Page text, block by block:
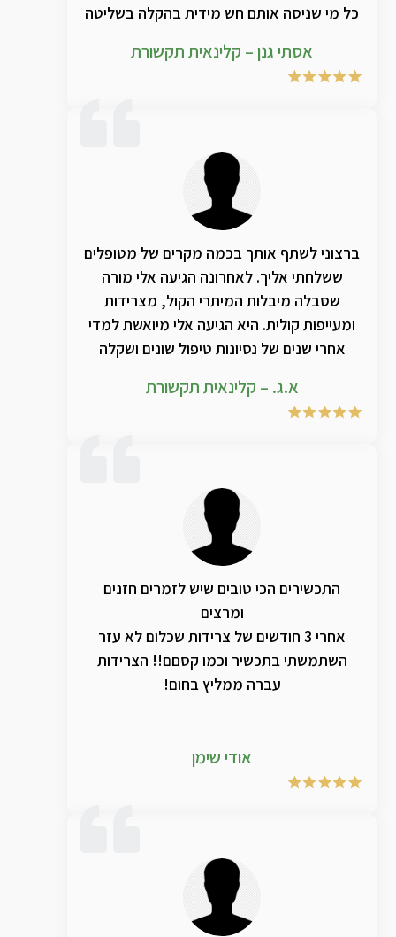
כל מי שניסה אותם חש מידית בהקלה בשליטה
בהחלט לאיכות חדשה ומשמעותית לטיפול
אסתי גנן – קלינאית תקשורת
ברצוני לשתף אותך בכמה מקרים של מטופלים
ששלחתי אליך. לאחרונה הגיעה אלי מורה
שסבלה מיבלות המיתרי הקול, מצרידות
ומעייפות קולית. היא הגיעה אלי מיואשת למדי
אחרי שנים של נסיונות טיפול שונים ושקלה
לאיבוד קול וגם במצבים ה"טובים" שלה קולה
היה סדוק ומחוספס. לאחר סדרת מפגשים בהם
וטיפלה במוצרי טי אמ אר ג'י… ולאחר תקופה
קצרה חל שיפור ניכר בקול שלה. משסיימה מיד
רכשה שוב את התכשיר כדי לתחזק את השיפור.
כיום היא חזרה לתיפקוד סדיר ומצליחה גם
ליישם את הנלמד בטיפולי הקול. מה שלא
הצליחה בטיפולים הקודמים אצל קלינאי
תקשורת שונים. לאור הצלחה זו התחלתי
להפנות אליך גם ילדים ולמרות הטעם הם נטלו
זאת באופן סדיר ונצפתה החלמה של מיתרי
א.ג. – קלינאית תקשורת
התכשירים הכי טובים שיש לזמרים חזנים
ומרצים
אחרי 3 חודשים של צרידות שכלום לא עזר
השתמשתי בתכשיר וכמו קסםם!! הצרידות
עברה ממליץ בחום!
אודי שימן